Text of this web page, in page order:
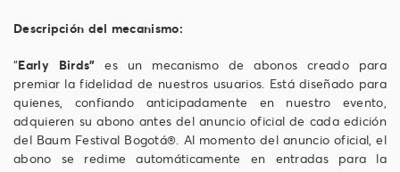
Descripción del mecanismo:
“Early Birds” es un mecanismo de abonos creado para
premiar la fidelidad de nuestros usuarios. Está diseñado para
quienes, confiando anticipadamente en nuestro evento,
adquieren su abono antes del anuncio oficial de cada edición
del Baum Festival Bogotá®. Al momento del anuncio oficial, el
abono se redime automáticamente en entradas para la